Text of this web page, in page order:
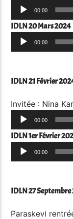
Lecteur
audio
00:00
IDLN 20 Mars 2024
Lecteur
audio
00:00
IDLN 21 Février
Invitée : Nina
Lecteur
audio
00:00
IDLN 1er Février
Lecteur
audio
00:00
IDLN 27
Paraskevi